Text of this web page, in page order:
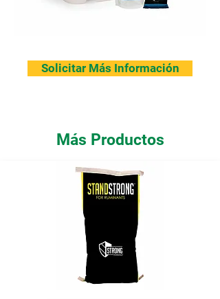
Solicitar Más Información
Más Productos